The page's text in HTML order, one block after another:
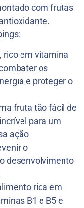
com frutas
rico em vitamina
os
e proteger o
fruta tão fácil de
para um
ação
o
desenvolvimento
rica em
B1 e B5 e